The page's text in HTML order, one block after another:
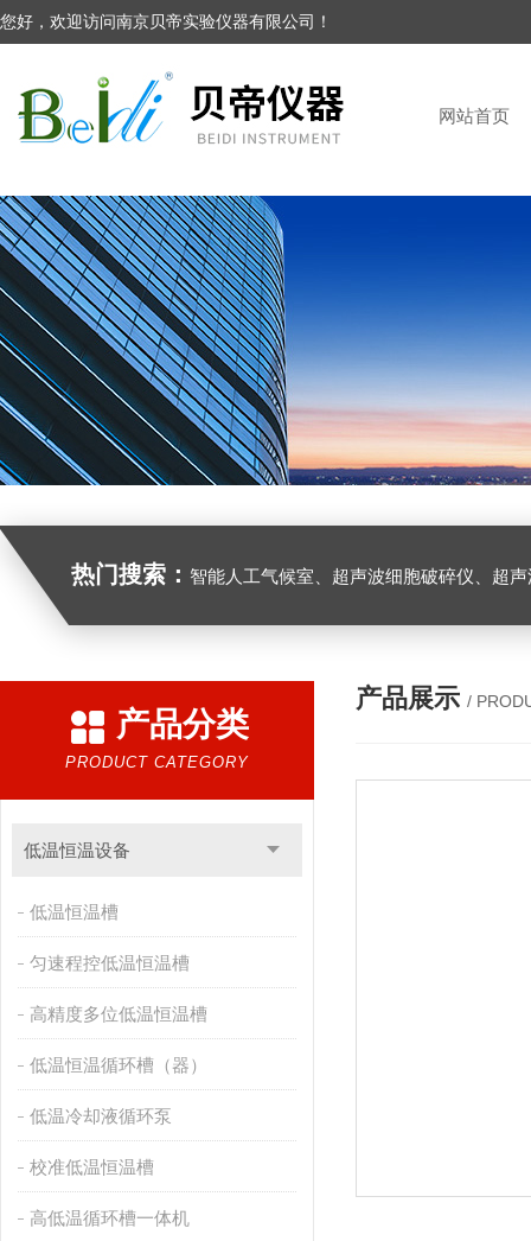
您好，欢迎访问南京贝帝实验仪器有限公司！
网站首页
热门搜索： 智能人工气候室、超声波细胞破碎仪、超
产品分类
PRODUCT CATEGORY
低温恒温设备
低温恒温槽
匀速程控低温恒温槽
高精度多位低温恒温槽
低温恒温循环槽（器）
低温冷却液循环泵
校准低温恒温槽
高低温循环槽一体机
产品展示 /